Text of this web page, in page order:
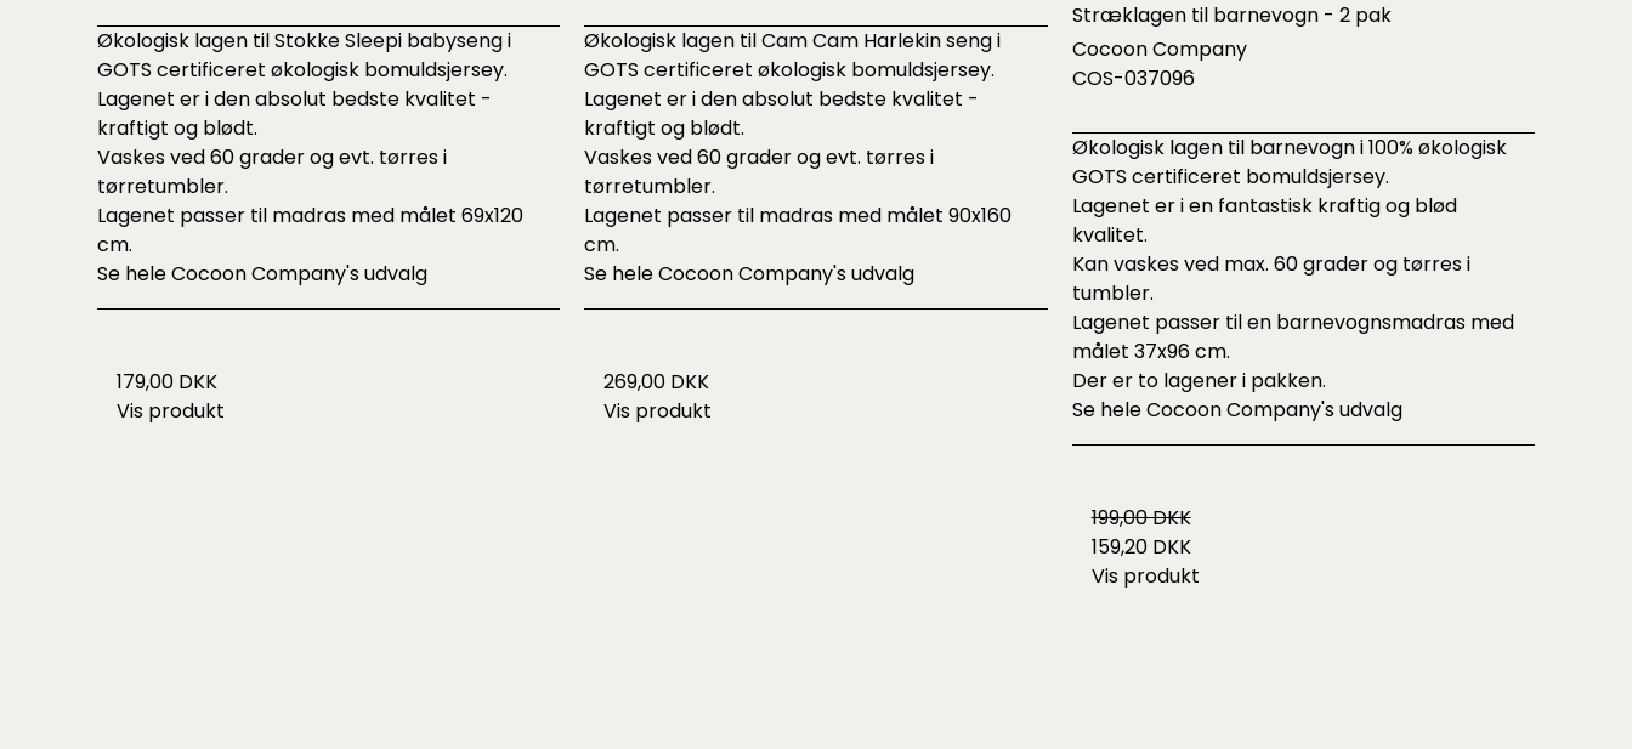
Økologisk lagen til Stokke Sleepi babyseng i
GOTS certificeret økologisk bomuldsjersey.
Lagenet er i den absolut bedste kvalitet -
kraftigt og blødt.
Vaskes ved 60 grader og evt. tørres i
tørretumbler.
Lagenet passer til madras med målet 69x120
cm.
Se heleCocoon Company's udvalg
179,00 DKK
Vis produkt
Økologisk lagen til Cam Cam Harlekin seng i
GOTS certificeret økologisk bomuldsjersey.
Lagenet er i den absolut bedste kvalitet -
kraftigt og blødt.
Vaskes ved 60 grader og evt. tørres i
tørretumbler.
Lagenet passer til madras med målet 90x160
cm.
Se heleCocoon Company's udvalg
269,00 DKK
Vis produkt
Stræklagen til barnevogn - 2 pak
Cocoon Company
COS-037096
Økologisk lagen til barnevogn i 100% økologisk
GOTS certificeret bomuldsjersey.
Lagenet er i en fantastisk kraftig og blød
kvalitet.
Kan vaskes ved max. 60 grader og tørres i
tumbler.
Lagenet passer til en barnevognsmadras med
målet 37x96 cm.
Der er to lagener i pakken.
Se heleCocoon Company's udvalg
199,00 DKK
159,20 DKK
Vis produkt